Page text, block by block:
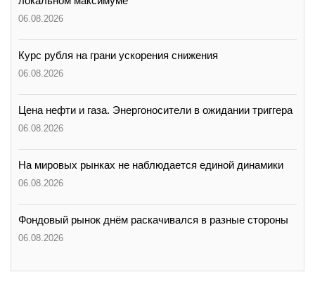
06.08.2026
Курс рубля на грани ускорения снижения
06.08.2026
Цена нефти и газа. Энергоносители в ожидании триггера
06.08.2026
На мировых рынках не наблюдается единой динамики
06.08.2026
Фондовый рынок днём раскачивался в разные стороны
06.08.2026